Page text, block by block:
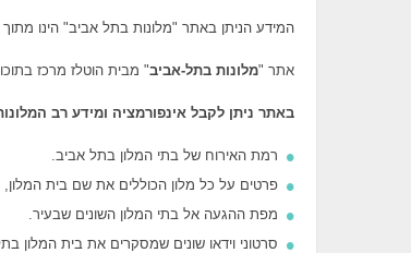
המידע הניתן באתר "מלונות בתל אביב" הינו
אתר "מלונות בתל-אביב" מבית הוטלז מרכז
באתר ניתן לקבל אינפורמציה ומידע רב
רמת האירוח של בתי המלון בתל אביב.
פרטים על כל מלון הכוללים את שם בית
מפת ההגעה אל בתי המלון השונים שבעיר.
סרטוני וידאו שונים שמסקרים את בית המלון